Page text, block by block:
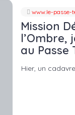
www.le-passe-
Mission
l’Ombre,
au Passe
Hier, un